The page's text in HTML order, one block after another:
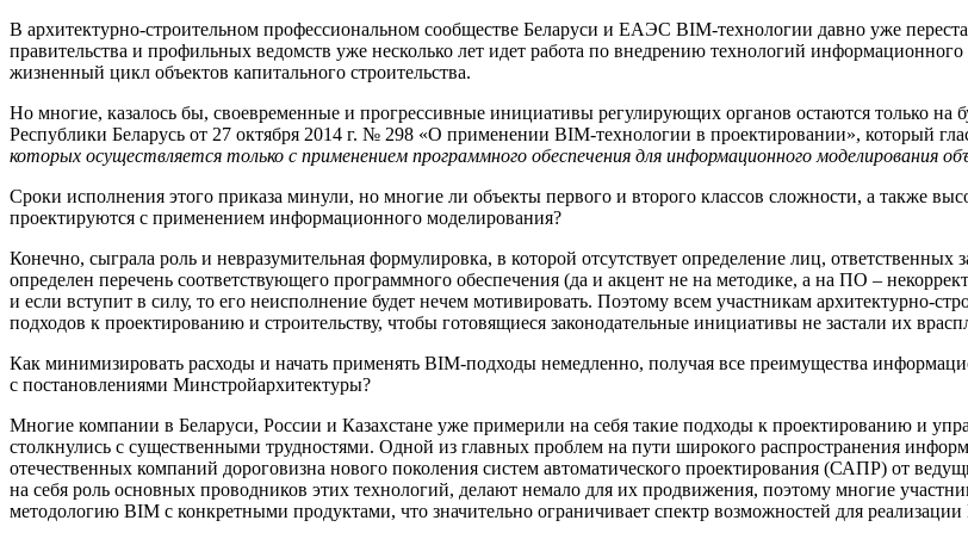
В архитектурно-строительном профессиональном сообществе Беларуси и ЕАЭС BIM-технологии давно уже
правительства и профильных ведомств уже несколько лет идет работа по внедрению технологий
жизненный цикл объектов капитального строительства.
Но многие, казалось бы, своевременные и прогрессивные инициативы регулирующих органов остаются только на
Республики Беларусь от 27 октября 2014 г. № 298 «О применении BIM-технологии в проектировании», который
которых осуществляется только с применением программного обеспечения для информационного моделирования
Сроки исполнения этого приказа минули, но многие ли объекты первого и второго классов сложности, а также
проектируются с применением информационного моделирования?
Конечно, сыграла роль и невразумительная формулировка, в которой отсутствует определение лиц,
определен перечень соответствующего программного обеспечения (да и акцент не на методике, а на ПО –
и если вступит в силу, то его неисполнение будет нечем мотивировать. Поэтому всем участникам архитектурно-
подходов к проектированию и строительству, чтобы готовящиеся законодательные инициативы не застали их
Как минимизировать расходы и начать применять BIM-подходы немедленно, получая все преимущества
с постановлениями Минстройархитектуры?
Многие компании в Беларуси, России и Казахстане уже примерили на себя такие подходы к проектированию и
столкнулись с существенными трудностями. Одной из главных проблем на пути широкого распространения
отечественных компаний дороговизна нового поколения систем автоматического проектирования (САПР) от
на себя роль основных проводников этих технологий, делают немало для их продвижения, поэтому многие
методологию BIM с конкретными продуктами, что значительно ограничивает спектр возможностей для